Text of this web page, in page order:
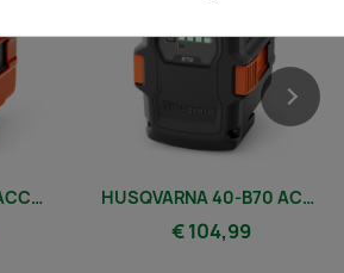
HUSQVARNA BLI10 ACCU 36V, 2,0AH HUSQVARNA 40-B70 ACCU 36V, 2,0AH
€ 104,99